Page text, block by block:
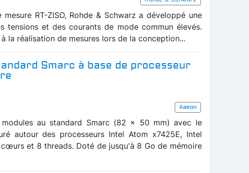
RT-ZISO, Rohde & Schwarz a développé une
tensions et des courants de mode commun élevés.
la réalisation de mesures lors de la conception...
Smarc à base de processeur
Aaeon
au standard Smarc (82 x 50 mm) avec le
autour des processeurs Intel Atom x7425E, Intel
et 8 threads. Doté de jusqu'à 8 Go de mémoire